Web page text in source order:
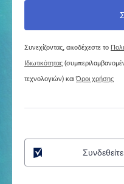
Συνεχίζοντας, αποδέχεστε το
Ιδιωτικότητας
τεχνολογιών) καιΌροι χρήσης